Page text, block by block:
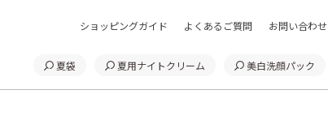
ショッピングガイド よくあるご質問 お問い合わせ
夏袋 夏用ナイトクリーム 美白洗顔パック